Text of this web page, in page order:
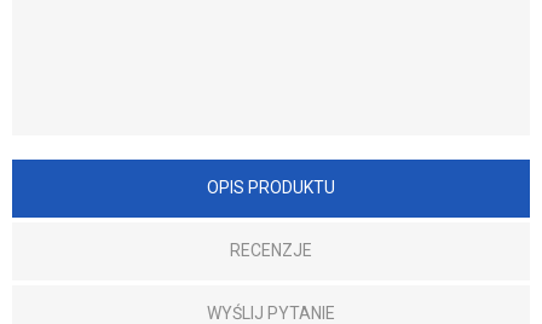
OPIS PRODUKTU
RECENZJE
WYŚLIJ PYTANIE